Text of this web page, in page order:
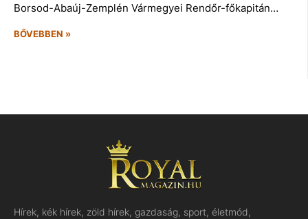
Borsod-Abaúj-Zemplén Vármegyei Rendőr-főkapitán…
BŐVEBBEN »
Hírek, kék hírek, zöld hírek, gazdaság, sport, életmód,